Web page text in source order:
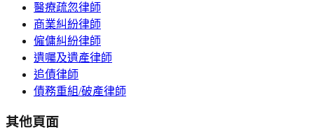
醫療疏忽律師
商業糾紛律師
僱傭糾紛律師
遺囑及遺產律師
追債律師
債務重組/破產律師
其他頁面